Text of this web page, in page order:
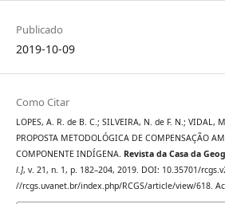
Publicado
2019-10-09
Como Citar
LOPES, A. R. de B. C.; SILVEIRA, N. de F. N.; VIDAL,
PROPOSTA METODOLÓGICA DE COMPENSAÇÃO
COMPONENTE INDÍGENA. Revista da Casa da
l.], v. 21, n. 1, p. 182–204, 2019. DOI: 10.35701/
//rcgs.uvanet.br/index.php/RCGS/article/view/618.